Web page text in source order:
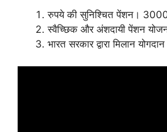
रुपये की सुनिश्चित पेंशन।
स्वैच्छिक और अंशदायी पेंशन
भारत सरकार द्वारा मिलान योगदान